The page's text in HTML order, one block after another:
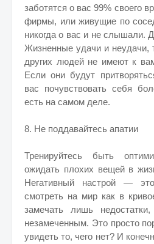
заботятся о вас 99% своего
фирмы, или живущие по
никогда о вас и не слышали.
Жизненные удачи и неудачи,
других людей не имеют к
Если они будут
вас почувствовать себя
есть на самом деле.
8. Не поддавайтесь апатии
Тренируйтесь быть
ожидать плохих вещей в
Негативный настрой —
смотреть на мир как в
замечать лишь
незамеченным. Это просто
увидеть то, чего нет? И